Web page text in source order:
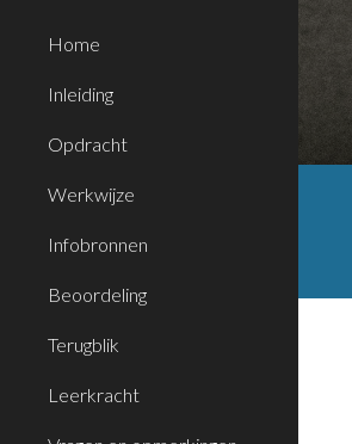
Home
Inleiding
Opdracht
Werkwijze
Infobronnen
Beoordeling
Terugblik
Leerkracht